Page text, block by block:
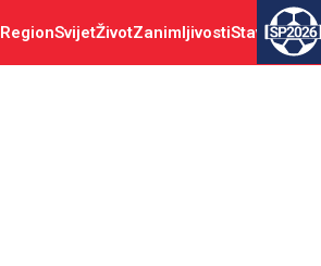
RegionSvijetŽivotZanimljivostiStav SP2026